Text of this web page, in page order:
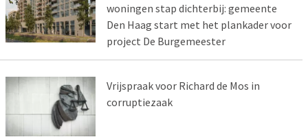
woningen stap dichterbij: gemeente
Den Haag start met het plankader voor
project De Burgemeester
Vrijspraak voor Richard de Mos in
corruptiezaak